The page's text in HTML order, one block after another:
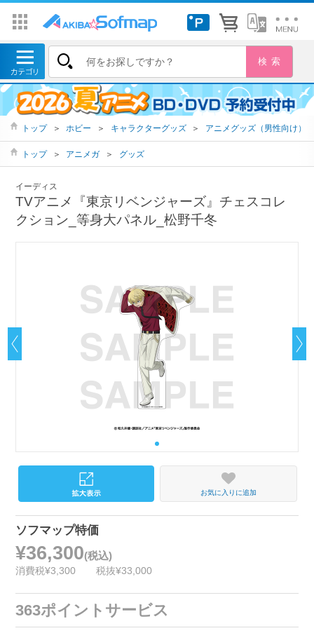
トップ ＞ ホビー ＞ キャラクターグッズ ＞ アニメグッズ（男性向け）
トップ ＞ アニメガ ＞ グッズ
イーディス
TVアニメ『東京リベンジャーズ』チェスコレ
クション_等身大パネル_松野千冬
お気に入りに追加
ソフマップ特価
¥36,300(税込)
消費税¥3,300 税抜¥33,000
363ポイントサービス